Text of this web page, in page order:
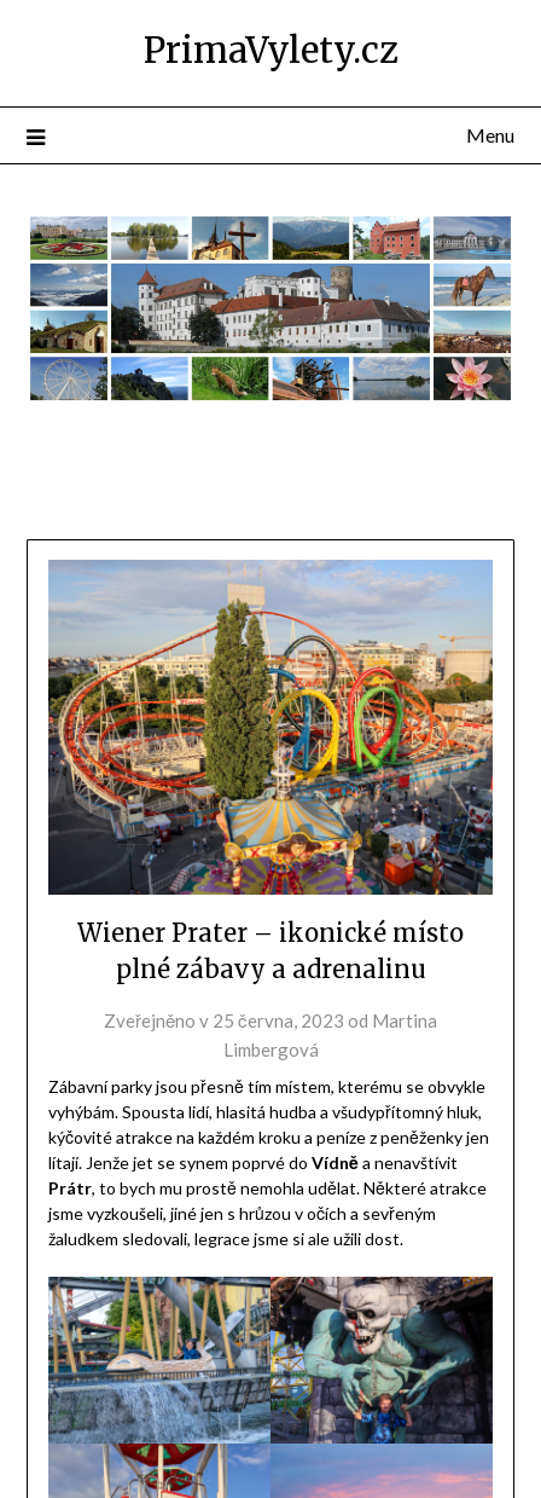
PrimaVylety.cz
Menu
Wiener Prater – ikonické místo
plné zábavy a adrenalinu
Zveřejněno v 25 června, 2023 od Martina
Limbergová
Zábavní parky jsou přesně tím místem, kterému se obvykle
vyhýbám. Spousta lidí, hlasitá hudba a všudypřítomný hluk,
kýčovité atrakce na každém kroku a peníze z peněženky jen
lítají. Jenže jet se synem poprvé do Vídněa nenavštívit
Prátr, to bych mu prostě nemohla udělat. Některé atrakce
jsme vyzkoušeli, jiné jen s hrůzou v očích a sevřeným
žaludkem sledovali, legrace jsme si ale užili dost.